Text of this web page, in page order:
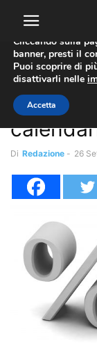
Home Analisi
Analisi Tecnica
Forex
Di Redazione - 26
Utilizziamo i
sito web.
Cliccando sulla
banner, presti il
Puoi scoprire di
disattivarli nelle
Accetta